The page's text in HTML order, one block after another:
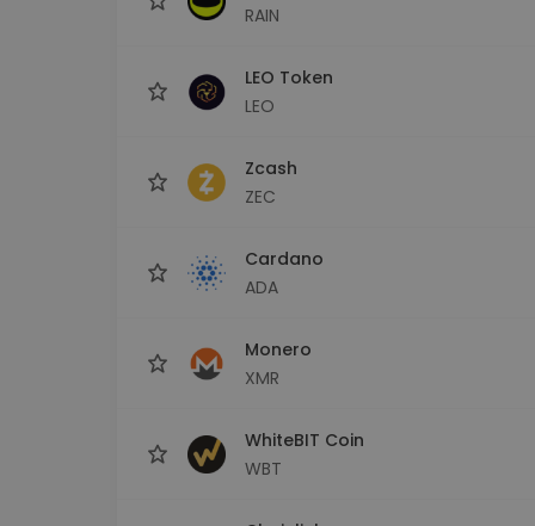
RAIN
LEO Token
LEO
Zcash
ZEC
Cardano
ADA
Monero
XMR
WhiteBIT Coin
WBT